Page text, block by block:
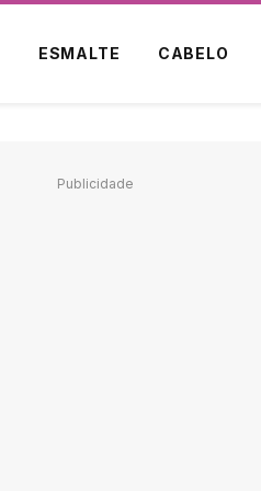
ESMALTE CABELO
Publicidade